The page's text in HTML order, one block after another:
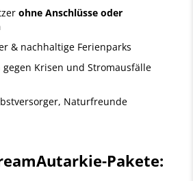
ohne Anschlüsse oder
& nachhaltige Ferienparks
gegen Krisen und Stromausfälle
Naturfreunde
Pakete: